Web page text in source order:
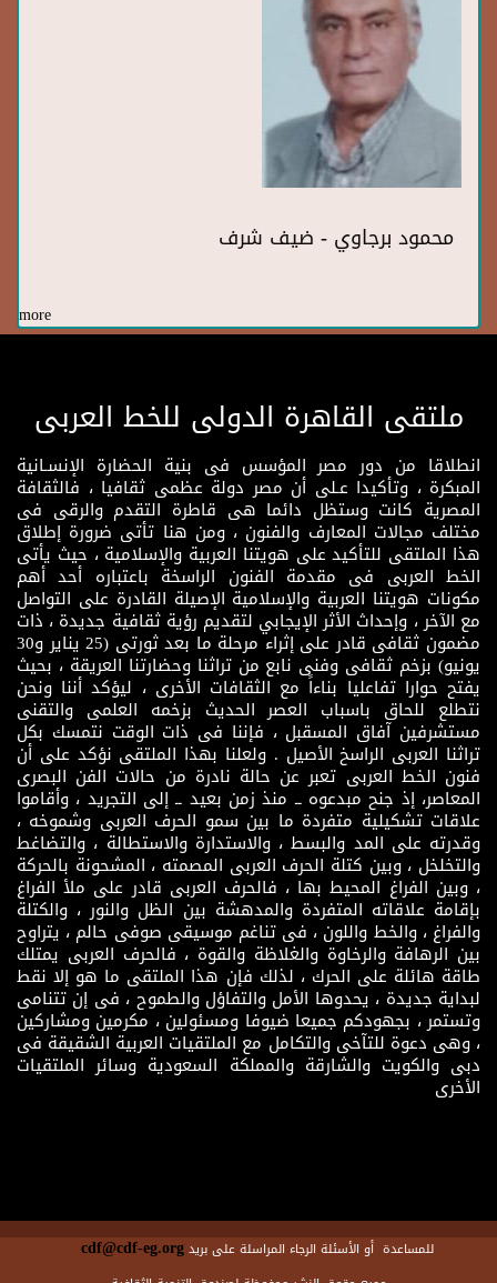
محمود برجاوي - ضيف شرف
more
ملتقى القاهرة الدولى للخط العربى
انطلاقا من دور مصر المؤسس فى بنية الحضارة الإنسـانية
المبكرة ، وتأكيدا عـلى أن مصر دولة عظمى ثقافيا ، فالثقافة
المصرية كانت وستظل دائما هى قاطرة التقدم والرقى فى
مختلف مجالات المعارف والفنون ، ومن هنا تأتى ضرورة إطلاق
هذا الملتقى للتأكيد على هويتنا العربية والإسلامية ، حيث يأتى
الخط العربى فى مقدمة الفنون الراسخة باعتباره أحد أهم
مكونات هويتنا العربية والإسلامية الإصيلة القادرة على التواصل
مع الآخر ، وإحداث الأثر الإيجابي لتقديم رؤية ثقافية جديدة ، ذات
مضمون ثقافى قادر على إثراء مرحلة ما بعد ثورتى (25 يناير و30
يونيو) بزخم ثقافى وفنى نابع من تراثنا وحضارتنا العريقة ، بحيث
يفتح حوارا تفاعليا بناءاً مع الثقافات الأخرى ، ليؤكد أننا ونحن
نتطلع للحاق باسباب العصر الحديث بزخمه العلمى والتقنى
مستشرفين آفاق المسقبل ، فإننا فى ذات الوقت نتمسك بكل
تراثنا العربى الراسخ الأصيل . ولعلنا بهذا الملتقى نؤكد على أن
فنون الخط العربى تعبر عن حالة نادرة من حالات الفن البصرى
المعاصر، إذ جنح مبدعوه ــ منذ زمن بعيد ــ إلى التجريد ، وأقاموا
علاقات تشكيلية متفردة ما بين سمو الحرف العربى وشموخه ،
وقدرته على المد والبسط ، والاستدارة والاستطالة ، والتضاغط
والتخلخل ، وبين كتلة الحرف العربى المصمته ، المشحونة بالحركة
، وبين الفراغ المحيط بها ، فالحرف العربى قادر على ملأ الفراغ
بإقامة علاقاته المتفردة والمدهشة بين الظل والنور ، والكتلة
والفراغ ، والخط واللون ، فى تناغم موسيقى صوفى حالم ، يتراوح
بين الرهافة والرخاوة والغلاظة والقوة ، فالحرف العربى يمتلك
طاقة هائلة على الحرك ، لذلك فإن هذا الملتقى ما هو إلا نقط
لبداية جديدة ، يحدوها الأمل والتفاؤل والطموح ، فى إن تتنامى
وتستمر ، بجهودكم جميعا ضيوفا ومسئولين ، مكرمين ومشاركين
، وهى دعوة للتآخى والتكامل مع الملتقيات العربية الشقيقة فى
دبى والكويت والشارقة والمملكة السعودية وسائر الملتقيات
الأخرى
للمساعدة أو الأسئلة الرجاء المراسلة على بريدcdf@cdf-eg.org